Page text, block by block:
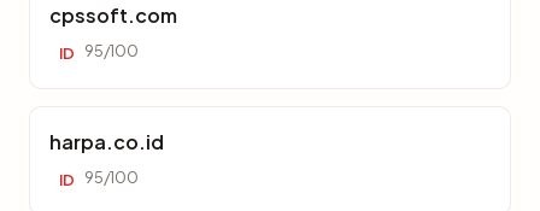
cpssoft.com
ID 95/100
harpa.co.id
ID 95/100